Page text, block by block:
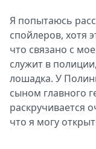
Я попытаюсь
спойлеров, хотя
что связано с
служит в
лошадка. У
сыном главного
раскручивается
что я могу